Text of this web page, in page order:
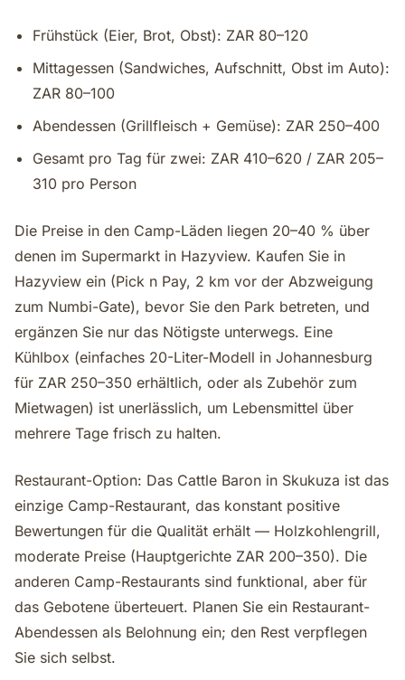
Frühstück (Eier, Brot, Obst): ZAR 80–120
Mittagessen (Sandwiches, Aufschnitt, Obst im Auto):
ZAR 80–100
Abendessen (Grillfl­eisch + Gemüse): ZAR 250–400
Gesamt pro Tag für zwei: ZAR 410–620 / ZAR 205–
310 pro Person
Die Preise in den Camp-Läden liegen 20–40 % über
denen im Supermarkt in Hazyview. Kaufen Sie in
Hazyview ein (Pick n Pay, 2 km vor der Abzweigung
zum Numbi-Gate), bevor Sie den Park betreten, und
ergänzen Sie nur das Nötigste unterwegs. Eine
Kühlbox (einfaches 20-Liter-Modell in Johannesburg
für ZAR 250–350 erhältlich, oder als Zubehör zum
Mietwagen) ist unerlässlich, um Lebensmittel über
mehrere Tage frisch zu halten.
Restaurant-Option: Das Cattle Baron in Skukuza ist das
einzige Camp-Restaurant, das konstant positive
Bewertungen für die Qualität erhält — Holzkohlengrill,
moderate Preise (Hauptgerichte ZAR 200–350). Die
anderen Camp-Restaurants sind funktional, aber für
das Gebotene überteuert. Planen Sie ein Restaurant-
Abendessen als Belohnung ein; den Rest verpflegen
Sie sich selbst.